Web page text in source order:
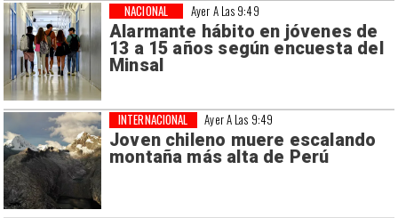
Ayer A Las 9:49
Alarmante hábito en jóvenes de
13 a 15 años según encuesta del
Minsal
NACIONAL
Ayer A Las 9:49
Joven chileno muere escalando
montaña más alta de Perú
INTERNACIONAL